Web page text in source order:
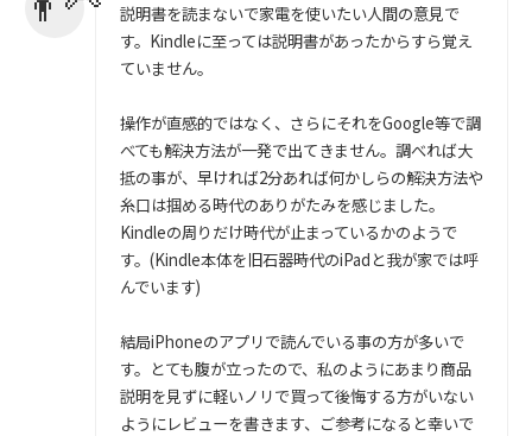
説明書を読まないで家電を使いたい人間の意見で
す。Kindleに至っては説明書があったからすら覚え
ていません。
操作が直感的ではなく、さらにそれをGoogle等で調
べても解決方法が一発で出てきません。調べれば大
抵の事が、早ければ2分あれば何かしらの解決方法や
糸口は掴める時代のありがたみを感じました。
Kindleの周りだけ時代が止まっているかのようで
す。(Kindle本体を旧石器時代のiPadと我が家では呼
んでいます)
結局iPhoneのアプリで読んでいる事の方が多いで
す。とても腹が立ったので、私のようにあまり商品
説明を見ずに軽いノリで買って後悔する方がいない
ようにレビューを書きます、ご参考になると幸いで